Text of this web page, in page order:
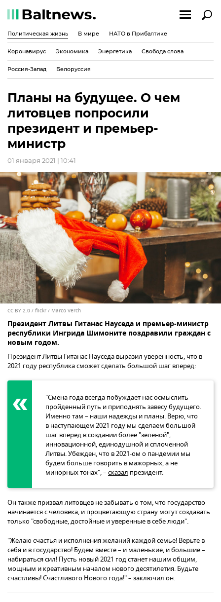
Политическая жизнь В мире НАТО в Прибалтике
Коронавирус Экономика Энергетика Свобода слова
Россия-Запад Белоруссия
Планы на будущее. О чем
литовцев попросили
президент и премьер-
министр
01 января 2021 | 10:41
CC BY 2.0 / flickr / Marco Verch
Президент Литвы Гитанас Науседа и премьер-министр
республики Ингрида Шимоните поздравили граждан с
новым годом.
Президент Литвы Гитанас Науседа выразил уверенность, что в
2021 году республика сможет сделать большой шаг вперед:
"Смена года всегда побуждает нас осмыслить
пройденный путь и приподнять завесу будущего.
Именно там – наши надежды и планы. Верю, что
в наступающем 2021 году мы сделаем большой
шаг вперед в создании более "зеленой",
инновационной, единодушной и сплоченной
Литвы. Убежден, что в 2021-ом о пандемии мы
будем больше говорить в мажорных, а не
минорных тонах", – сказал президент.
Он также призвал литовцев не забывать о том, что государство
начинается с человека, и процветающую страну могут создавать
только "свободные, достойные и уверенные в себе люди".
"Желаю счастья и исполнения желаний каждой семье! Верьте в
себя и в государство! Будем вместе – и маленькие, и большие –
набираться сил! Пусть новый 2021 год станет нашим общим,
мощным и креативным началом нового десятилетия. Будьте
счастливы! Счастливого Нового года!" – заключил он.